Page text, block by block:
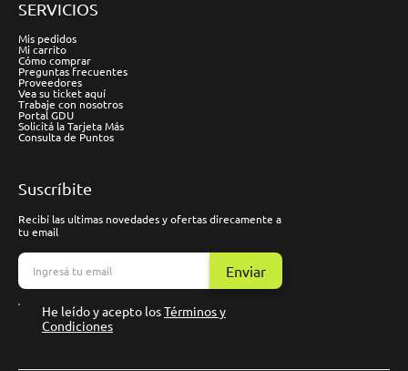
SERVICIOS
Mis pedidos
Mi carrito
Cómo comprar
Preguntas frecuentes
Proveedores
Vea su ticket aquí
Trabaje con nosotros
Portal GDU
Solicitá la Tarjeta Más
Consulta de Puntos
Suscríbite
Recibí las ultimas novedades y ofertas direcamente a
tu email
Enviar
He leído y acepto losTérminos y
Condiciones